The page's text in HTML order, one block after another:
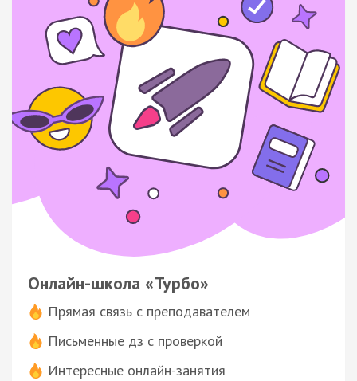
Онлайн-школа «Турбо»
Прямая связь с преподавателем
Письменные дз с проверкой
Интересные онлайн-занятия